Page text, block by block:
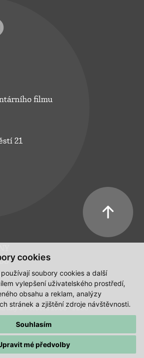
cookies
soubory cookies a další
vylepšení uživatelského prostředí,
obsahu a reklam, analýzy
stránek a zjištění zdroje návštěvnosti.
Souhlasím
mé předvolby
filmu
21
dny a v sobotu 13:00 - 14:00.